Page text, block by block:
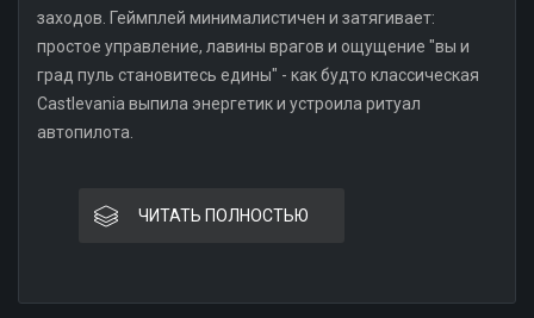
заходов. Геймплей минималистичен и затягивает:
простое управление, лавины врагов и ощущение "вы и
град пуль становитесь едины" - как будто классическая
Castlevania выпила энергетик и устроила ритуал
автопилота.
ЧИТАТЬ ПОЛНОСТЬЮ